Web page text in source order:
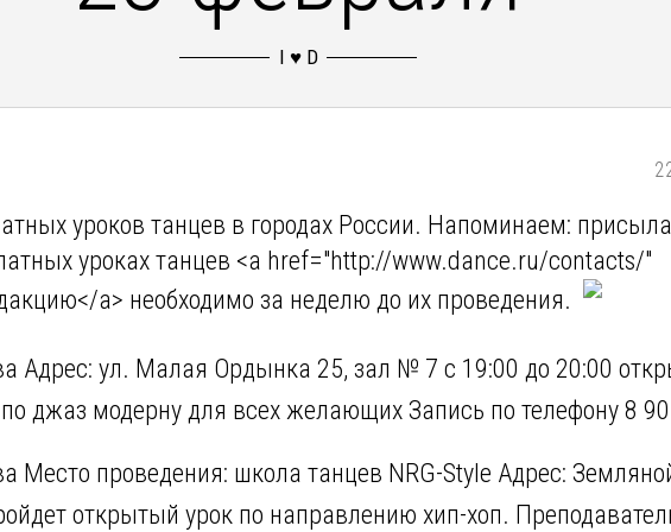
уроков танцев в городах России. Напоминаем:
уроках танцев <a href="http://www.dance.ru/contacts/"
a> необходимо за неделю до их проведения.
Адрес: ул. Малая Ордынка 25, зал № 7 с 19:00 до 20:00
джаз модерну для всех желающих Запись по телефону 8
Место проведения: школа танцев NRG-Style Адрес:
открытый урок по направлению хип-хоп.